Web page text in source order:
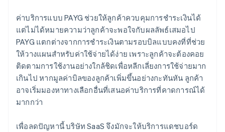
ค่าบริการแบบ PAYG ช่วยให้ลูกค้าควบคุมการชําระเงินได้
แต่ไม่ได้หมายความว่าลูกค้าจะพอใจกับผลลัพธ์เสมอไป
PAYG แตกต่างจากการชําระเงินตามรอบบิลแบบคงที่ที่ช่วย
ให้วางแผนสําหรับค่าใช้จ่ายได้ง่าย เพราะลูกค้าจะต้องคอย
ติดตามการใช้งานอย่างใกล้ชิดเพื่อหลีกเลี่ยงการใช้จ่ายมาก
เกินไป หากมูลค่าบิลของลูกค้าเพิ่มขึ้นอย่างกะทันหัน ลูกค้า
อาจเริ่มมองหาทางเลือกอื่นที่เสนอค่าบริการที่คาดการณ์ได้
มากกว่า
เพื่อลดปัญหานี้ บริษัท SaaS จึงมักจะให้บริการแดชบอร์ด